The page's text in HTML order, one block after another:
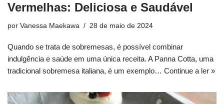
Vermelhas: Deliciosa e Saudável
por Vanessa Maekawa 28 de maio de 2024
Quando se trata de sobremesas, é possível combinar
indulgência e saúde em uma única receita. A Panna Cotta, uma
tradicional sobremesa italiana, é um exemplo… Continue a ler »